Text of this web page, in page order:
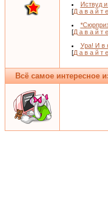
Иствуд
[Д а в а й т
[Д а в а й т
Ура! И в
[Д а в а й т
Всё самое интересное